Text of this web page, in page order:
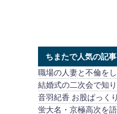
ちまたで人気の記事
職場の人妻と不倫を
結婚式の二次会で知
音羽紀香 お股ぱっく
蛍大名・京極高次を語